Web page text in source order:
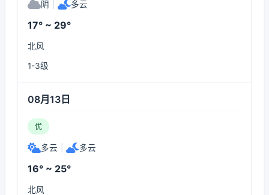
阴 多云
17° ~ 29°
北风
1-3级
08月13日
优
多云 多云
16° ~ 25°
北风